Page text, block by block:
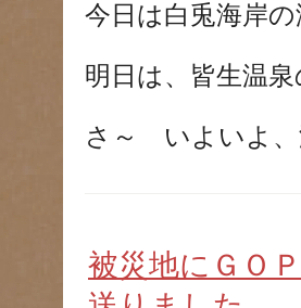
今日は白兎海岸の
明日は、皆生温泉
さ～ いよいよ、
被災地にＧＯ